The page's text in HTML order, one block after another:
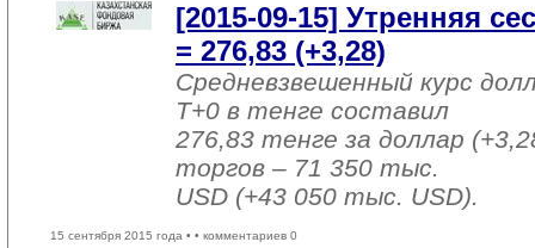
[2015-09-15] Утренняя
= 276,83 (+3,28)
Средневзвешенный курс
T+0 в тенге составил
276,83 тенге за доллар
торгов – 71 350 тыс.
USD (+43 050 тыс. USD).
15 сентября 2015 года • • комментариев 0